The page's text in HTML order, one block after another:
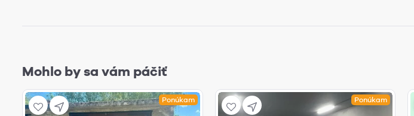
Mohlo by sa vám páčiť
Ponúkam Ponúkam